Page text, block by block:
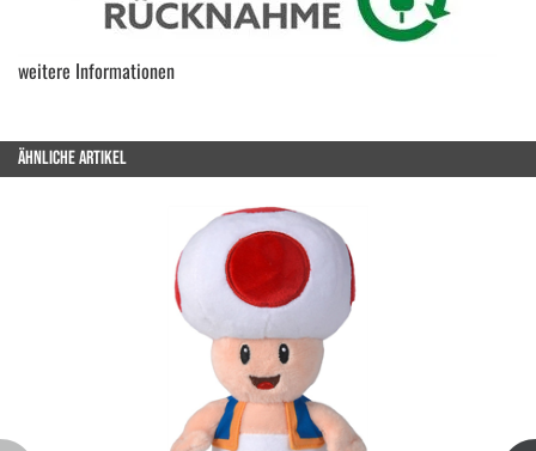
weitere Informationen
ÄHNLICHE ARTIKEL